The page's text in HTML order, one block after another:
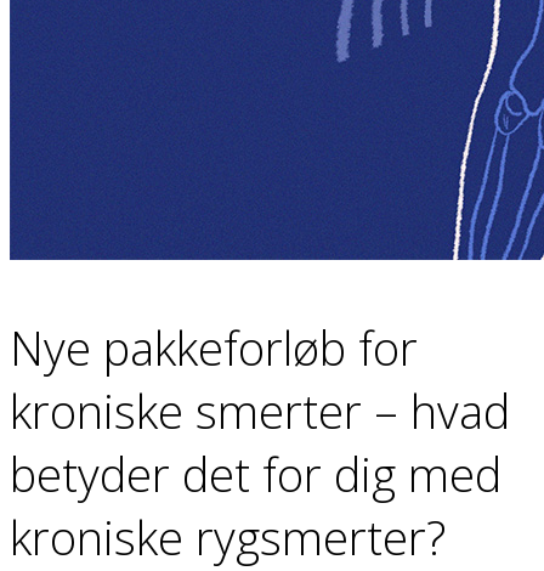
Nye pakkeforløb for
kroniske smerter – hvad
betyder det for dig med
kroniske rygsmerter?